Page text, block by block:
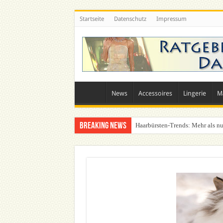
Startseite Datenschutz Impressum
News Accessoires Lingerie
Breaking News Haarbürsten-Trends: Mehr als
Was zieht man auf ein Festival